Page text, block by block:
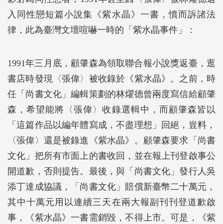
入同性戀短篇小說集《紫水晶》一書，憤而訴諸法
律，此為臺灣文壇喧嚇一時的「紫水晶事件」：
1991年三月底，顧肇森為領取聯合報小說獎返臺，逛
書店時發現〈張偉〉被收錄於《紫水晶》。之前，時
任「尚書文化」編輯策劃的林燿德曾兩度寫信給顧肇
森，希望能將〈張偉〉收錄選輯中，而顧肇森皆以
「這篇作品以編年體寫成，不盡理想」回絕，豈料，
〈張偉〉還是被錄進《紫水晶》。顧肇森要求「尚書
文化」把所有市面上的書收回，並在報上刊登啟事公
開道歉，否則提告。最後，與「尚書文化」發行人吳
添丁達成協議，「尚書文化」賠償新臺幣二十萬元，
其中十萬元用以連續三天在兩大報副刊刊登道歉啟
事，《紫水晶》一書需銷毀，不得上市。可是，《紫